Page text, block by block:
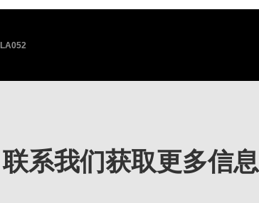
LA052
联系我们获取更多信息